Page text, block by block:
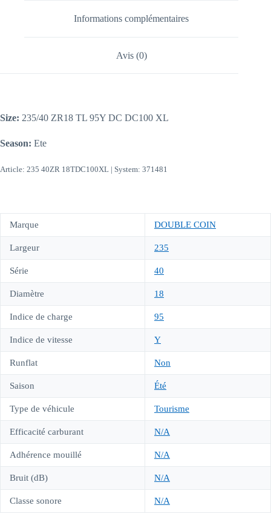
Informations complémentaires
Avis (0)
Size: 235/40 ZR18 TL 95Y DC DC100 XL
Season: Ete
Article: 235 40ZR 18TDC100XL | System: 371481
Marque DOUBLE COIN
Largeur 235
Série 40
Diamètre 18
Indice de charge 95
Indice de vitesse Y
Runflat Non
Saison Été
Type de véhicule Tourisme
Efficacité carburant N/A
Adhérence mouillé N/A
Bruit (dB) N/A
Classe sonore N/A